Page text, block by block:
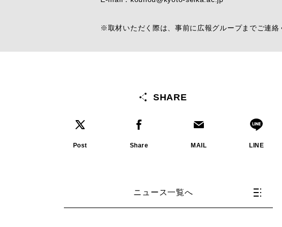
※取材いただく際は、事前に広報グループまでご連絡
SHARE
Post Share MAIL LINE
ニュース一覧へ